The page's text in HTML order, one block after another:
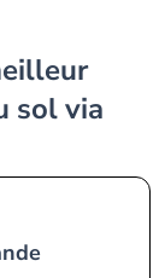
sol via